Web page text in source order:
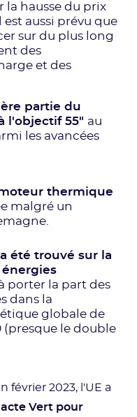
hausse du prix
est aussi prévu que
sur du plus long
des
et des
partie du
l'objectif 55" au
les avancées
thermique
malgré un
été trouvé sur la
porter la part des
dans la
globale de
(presque le double
février 2023, l'UE a
Vert pour